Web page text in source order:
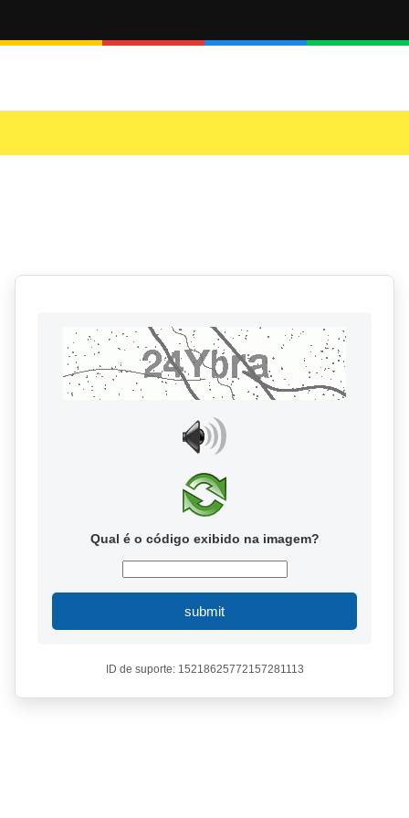
Qual é o código exibido na imagem?
submit
ID de suporte: 15218625772157281113